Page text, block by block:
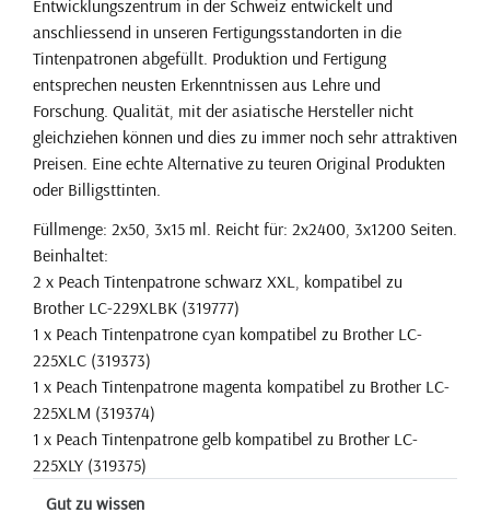
Entwicklungszentrum in der Schweiz entwickelt und
anschliessend in unseren Fertigungsstandorten in die
Tintenpatronen abgefüllt. Produktion und Fertigung
entsprechen neusten Erkenntnissen aus Lehre und
Forschung. Qualität, mit der asiatische Hersteller nicht
gleichziehen können und dies zu immer noch sehr attraktiven
Preisen. Eine echte Alternative zu teuren Original Produkten
oder Billigsttinten.
Füllmenge: 2x50, 3x15 ml. Reicht für: 2x2400, 3x1200 Seiten.
Beinhaltet:
2 x Peach Tintenpatrone schwarz XXL, kompatibel zu
Brother LC-229XLBK (319777)
1 x Peach Tintenpatrone cyan kompatibel zu Brother LC-
225XLC (319373)
1 x Peach Tintenpatrone magenta kompatibel zu Brother LC-
225XLM (319374)
1 x Peach Tintenpatrone gelb kompatibel zu Brother LC-
225XLY (319375)
Gut zu wissen